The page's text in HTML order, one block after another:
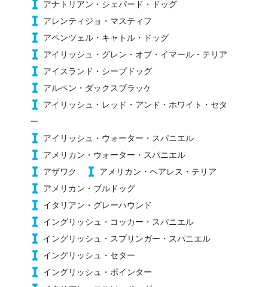
アナトリアン・シェパード・ドッグ
アレンティジョ・マスティフ
アペンツェル・キャトル・ドッグ
アイリッシュ・グレン・オブ・イマール・テリア
アイスランド・シープドッグ
アルペン・ダックスブラッケ
アイリッシュ・レッド・アンド・ホワイト・セタ
ー
アイリッシュ・ウォーター・スパニエル
アメリカン・ウォーター・スパニエル
アザワク
アメリカン・ヘアレス・テリア
アメリカン・ブルドッグ
イタリアン・グレーハウンド
イングリッシュ・コッカー・スパニエル
イングリッシュ・スプリンガー・スパニエル
イングリッシュ・セター
イングリッシュ・ポインター